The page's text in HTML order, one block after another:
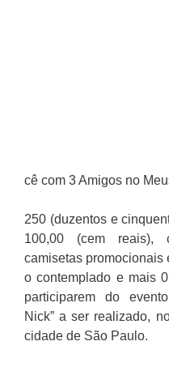
cê com 3 Amigos no
250 (duzentos e
100,00 (cem reais),
camisetas promocionais
o contemplado e mais
participarem do
Nick” a ser realizado,
cidade de São Paulo.